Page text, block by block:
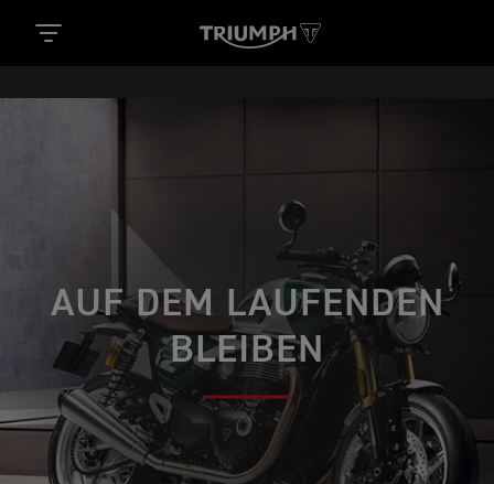
AUF DEM LAUFENDEN
BLEIBEN